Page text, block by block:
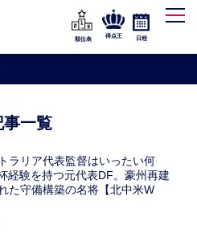
順位表
得点王 日程
事一覧
ラリア代表監督はいったい何
経験を持つ元代表DF。豪州再建
た守備構築の名将【北中米W